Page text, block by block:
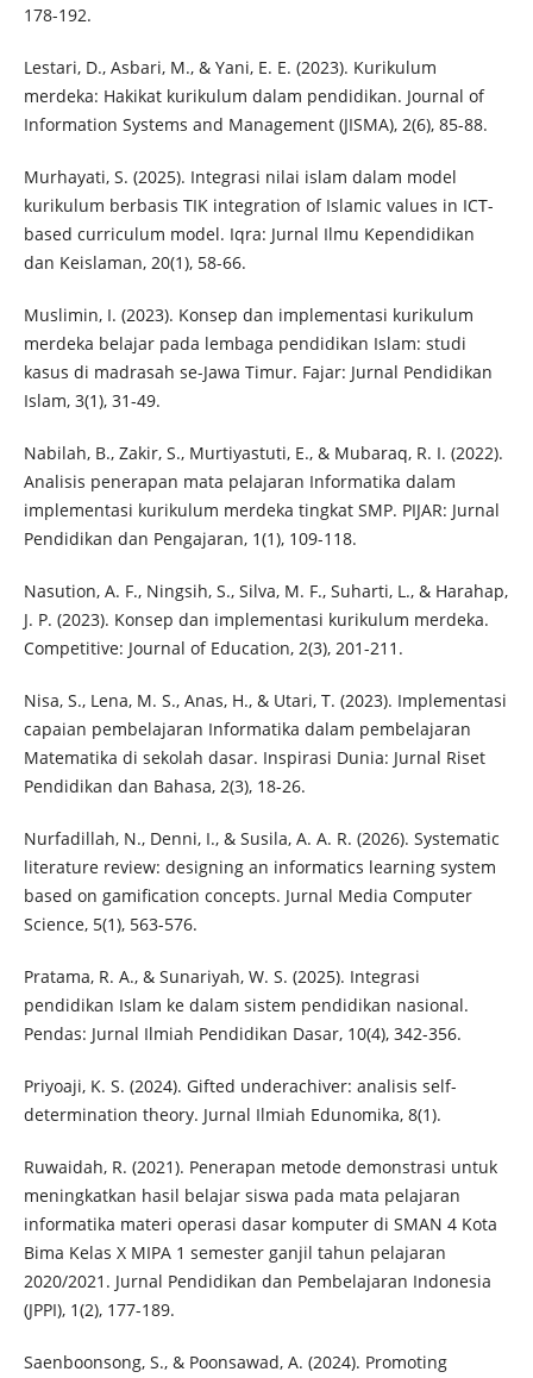
178-192.
Lestari, D., Asbari, M., & Yani, E. E. (2023). Kurikulum
merdeka: Hakikat kurikulum dalam pendidikan. Journal of
Information Systems and Management (JISMA), 2(6), 85-88.
Murhayati, S. (2025). Integrasi nilai islam dalam model
kurikulum berbasis TIK integration of Islamic values in ICT-
based curriculum model. Iqra: Jurnal Ilmu Kependidikan
dan Keislaman, 20(1), 58-66.
Muslimin, I. (2023). Konsep dan implementasi kurikulum
merdeka belajar pada lembaga pendidikan Islam: studi
kasus di madrasah se-Jawa Timur. Fajar: Jurnal Pendidikan
Islam, 3(1), 31-49.
Nabilah, B., Zakir, S., Murtiyastuti, E., & Mubaraq, R. I. (2022).
Analisis penerapan mata pelajaran Informatika dalam
implementasi kurikulum merdeka tingkat SMP. PIJAR: Jurnal
Pendidikan dan Pengajaran, 1(1), 109-118.
Nasution, A. F., Ningsih, S., Silva, M. F., Suharti, L., & Harahap,
J. P. (2023). Konsep dan implementasi kurikulum merdeka.
Competitive: Journal of Education, 2(3), 201-211.
Nisa, S., Lena, M. S., Anas, H., & Utari, T. (2023). Implementasi
capaian pembelajaran Informatika dalam pembelajaran
Matematika di sekolah dasar. Inspirasi Dunia: Jurnal Riset
Pendidikan dan Bahasa, 2(3), 18-26.
Nurfadillah, N., Denni, I., & Susila, A. A. R. (2026). Systematic
literature review: designing an informatics learning system
based on gamification concepts. Jurnal Media Computer
Science, 5(1), 563-576.
Pratama, R. A., & Sunariyah, W. S. (2025). Integrasi
pendidikan Islam ke dalam sistem pendidikan nasional.
Pendas: Jurnal Ilmiah Pendidikan Dasar, 10(4), 342-356.
Priyoaji, K. S. (2024). Gifted underachiver: analisis self-
determination theory. Jurnal Ilmiah Edunomika, 8(1).
Ruwaidah, R. (2021). Penerapan metode demonstrasi untuk
meningkatkan hasil belajar siswa pada mata pelajaran
informatika materi operasi dasar komputer di SMAN 4 Kota
Bima Kelas X MIPA 1 semester ganjil tahun pelajaran
2020/2021. Jurnal Pendidikan dan Pembelajaran Indonesia
(JPPI), 1(2), 177-189.
Saenboonsong, S., & Poonsawad, A. (2024). Promoting